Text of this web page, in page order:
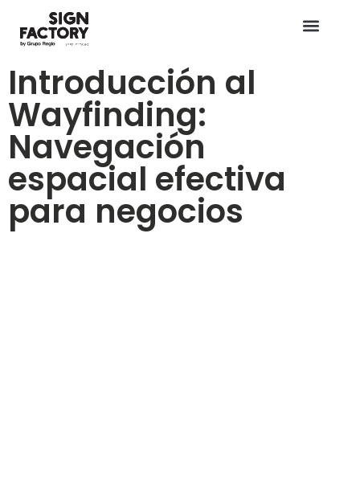
Introducción al
Wayfinding:
Navegación
espacial efectiva
para negocios